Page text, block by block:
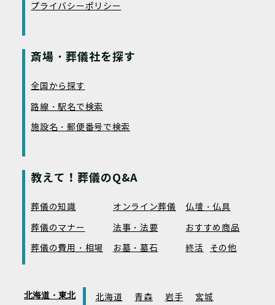
プライバシーポリシー
斎場・葬儀社を探す
全国から探す
路線・駅名で検索
施設名・郵便番号で検索
教えて！葬儀のQ&A
葬儀の知識 オンライン葬儀
仏壇・仏具
葬儀のマナー
法事・法要
おすすめ商品
葬儀の費用・相場
お墓・墓石 終活 その他
北海道・東北 北海道 青森 岩手
宮城